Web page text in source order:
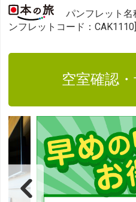
パンフレット名
ンフレットコード：CAK1110]
空室確認